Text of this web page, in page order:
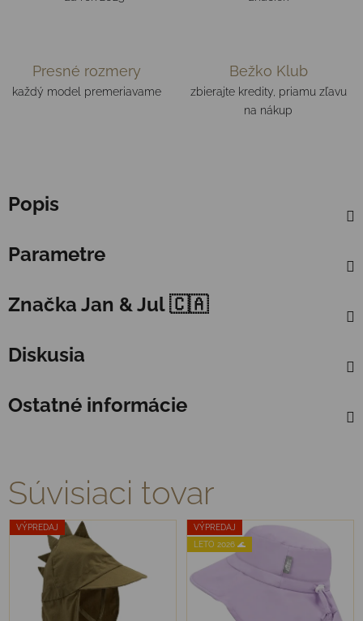
Presné rozmery
každý model premeriavame
Bežko Klub
zbierajte kredity, priamu zľavu
na nákup
Popis
Parametre
Značka Jan & Jul 🇨🇦
Diskusia
Ostatné informácie
Súvisiaci tovar
VÝPREDAJ
VÝPREDAJ
LETO 2026 🌊